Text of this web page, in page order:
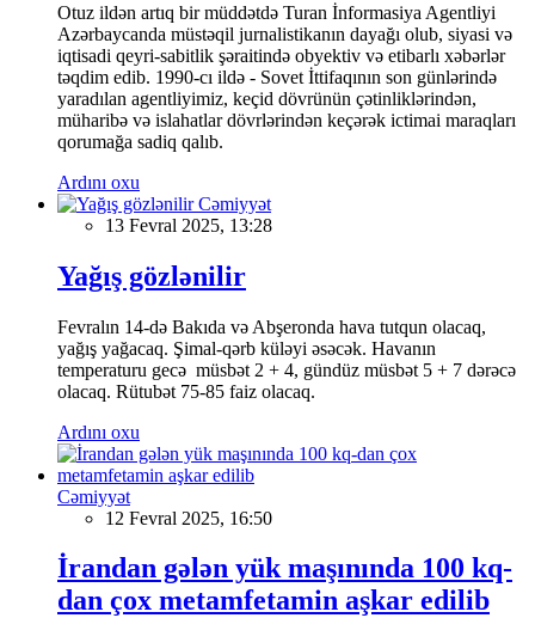
Otuz ildən artıq bir müddətdə Turan İnformasiya Agentliyi
Azərbaycanda müstəqil jurnalistikanın dayağı olub, siyasi və
iqtisadi qeyri-sabitlik şəraitində obyektiv və etibarlı xəbərlər
təqdim edib. 1990-cı ildə - Sovet İttifaqının son günlərində
yaradılan agentliyimiz, keçid dövrünün çətinliklərindən,
müharibə və islahatlar dövrlərindən keçərək ictimai maraqları
qorumağa sadiq qalıb.
Ardını oxu
Cəmiyyət
13 Fevral 2025, 13:28
Yağış gözlənilir
Fevralın 14-də Bakıda və Abşeronda hava tutqun olacaq,
yağış yağacaq. Şimal-qərb küləyi əsəcək. Havanın
temperaturu gecə müsbət 2 + 4, gündüz müsbət 5 + 7 dərəcə
olacaq. Rütubət 75-85 faiz olacaq.
Ardını oxu
Cəmiyyət
12 Fevral 2025, 16:50
İrandan gələn yük maşınında 100 kq-
dan çox metamfetamin aşkar edilib